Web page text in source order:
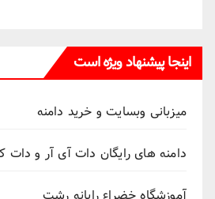
اینجا پیشنهاد ویژه است
میزبانی وبسایت و خرید دامنه
دامنه های رایگان دات آی آر و دات